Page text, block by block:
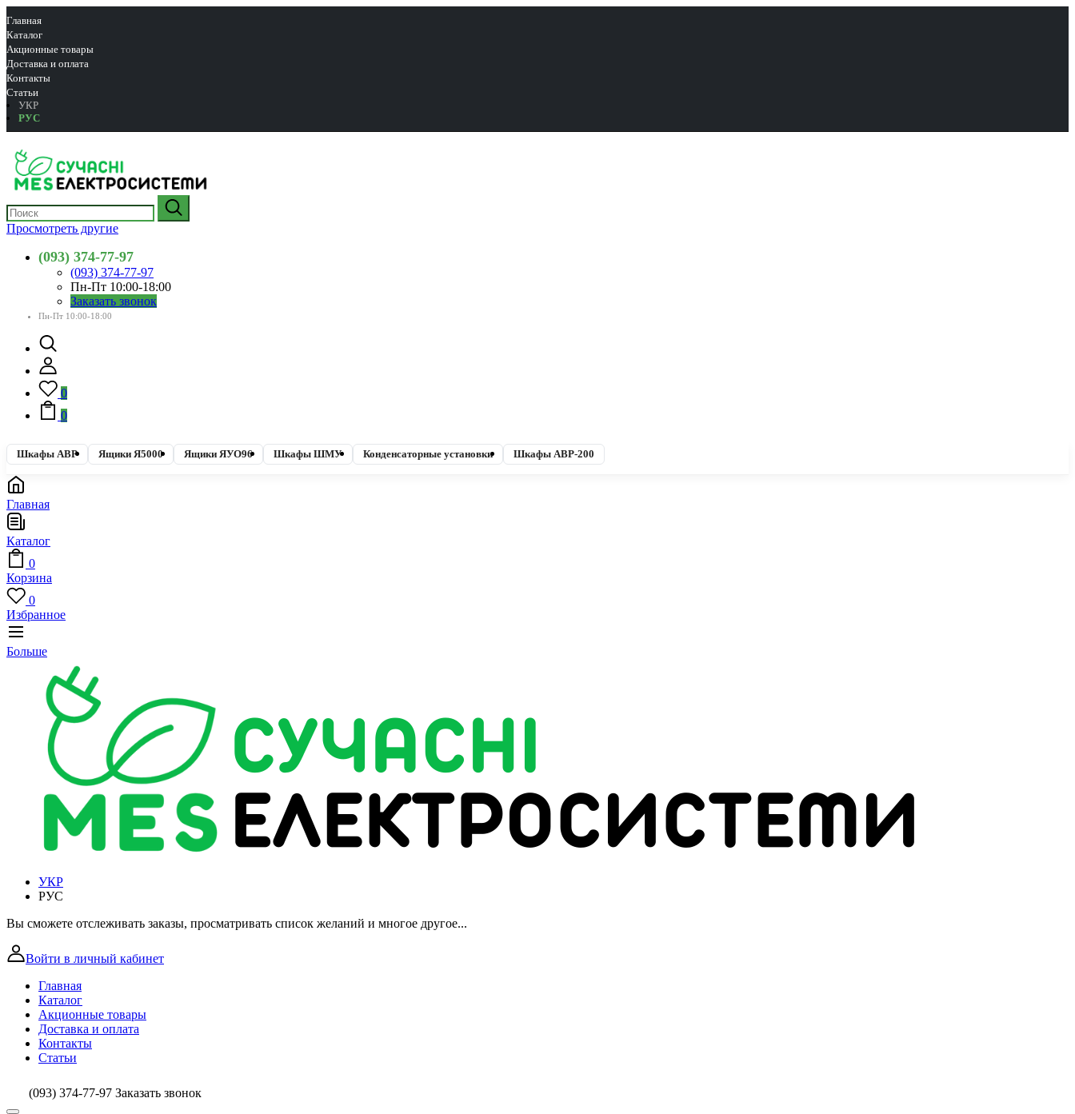
Главная
Каталог
Акционные товары
Доставка и оплата
Контакты
Статьи
УКР
РУС
Просмотреть другие
(093) 374-77-97
(093) 374-77-97
Пн-Пт 10:00-18:00
Заказать звонок
Пн-Пт 10:00-18:00
0
0
Шкафы АВР Ящики Я5000 Ящики ЯУО96 Шкафы ШМУ Конденсаторные установки Шкафы АВР-200
Главная
Каталог
0
Корзина
0
Избранное
Больше
УКР
РУС
Вы сможете отслеживать заказы, просматривать список желаний и многое другое...
Войти в личный кабинет
Главная
Каталог
Акционные товары
Доставка и оплата
Контакты
Статьи
(093) 374-77-97 Заказать звонок